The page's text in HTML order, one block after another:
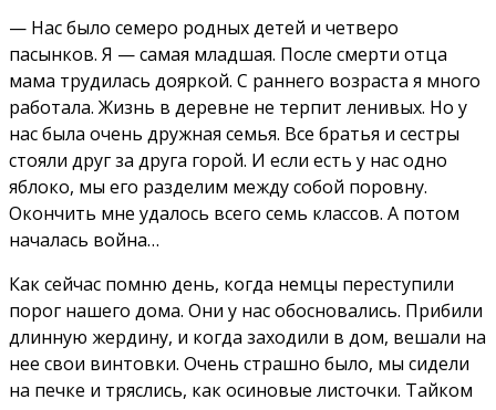
— Нас было семеро родных детей и четверо
пасынков. Я — самая младшая. После смерти отца
мама трудилась дояркой. С раннего возраста я много
работала. Жизнь в деревне не терпит ленивых. Но у
нас была очень дружная семья. Все братья и сестры
стояли друг за друга горой. И если есть у нас одно
яблоко, мы его разделим между собой поровну.
Окончить мне удалось всего семь классов. А потом
началась война…
Как сейчас помню день, когда немцы переступили
порог нашего дома. Они у нас обосновались. Прибили
длинную жердину, и когда заходили в дом, вешали на
нее свои винтовки. Очень страшно было, мы сидели
на печке и тряслись, как осиновые листочки. Тайком